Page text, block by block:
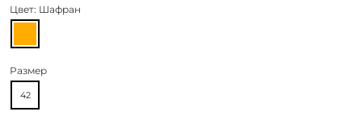
Цвет: Шафран
Размер
42